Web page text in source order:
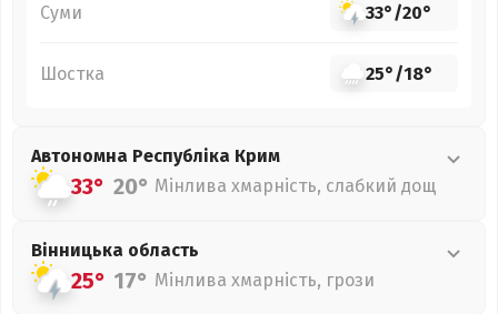
Суми 33°/20°
Шостка 25°/18°
Автономна Республіка Крим
33° 20° Мінлива хмарність, слабкий дощ
Вінницька область
25° 17° Мінлива хмарність, грози